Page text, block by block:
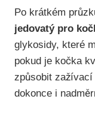
Po krátkém
jedovatý pro
glykosidy, které
pokud je kočka
způsobit
dokonce i